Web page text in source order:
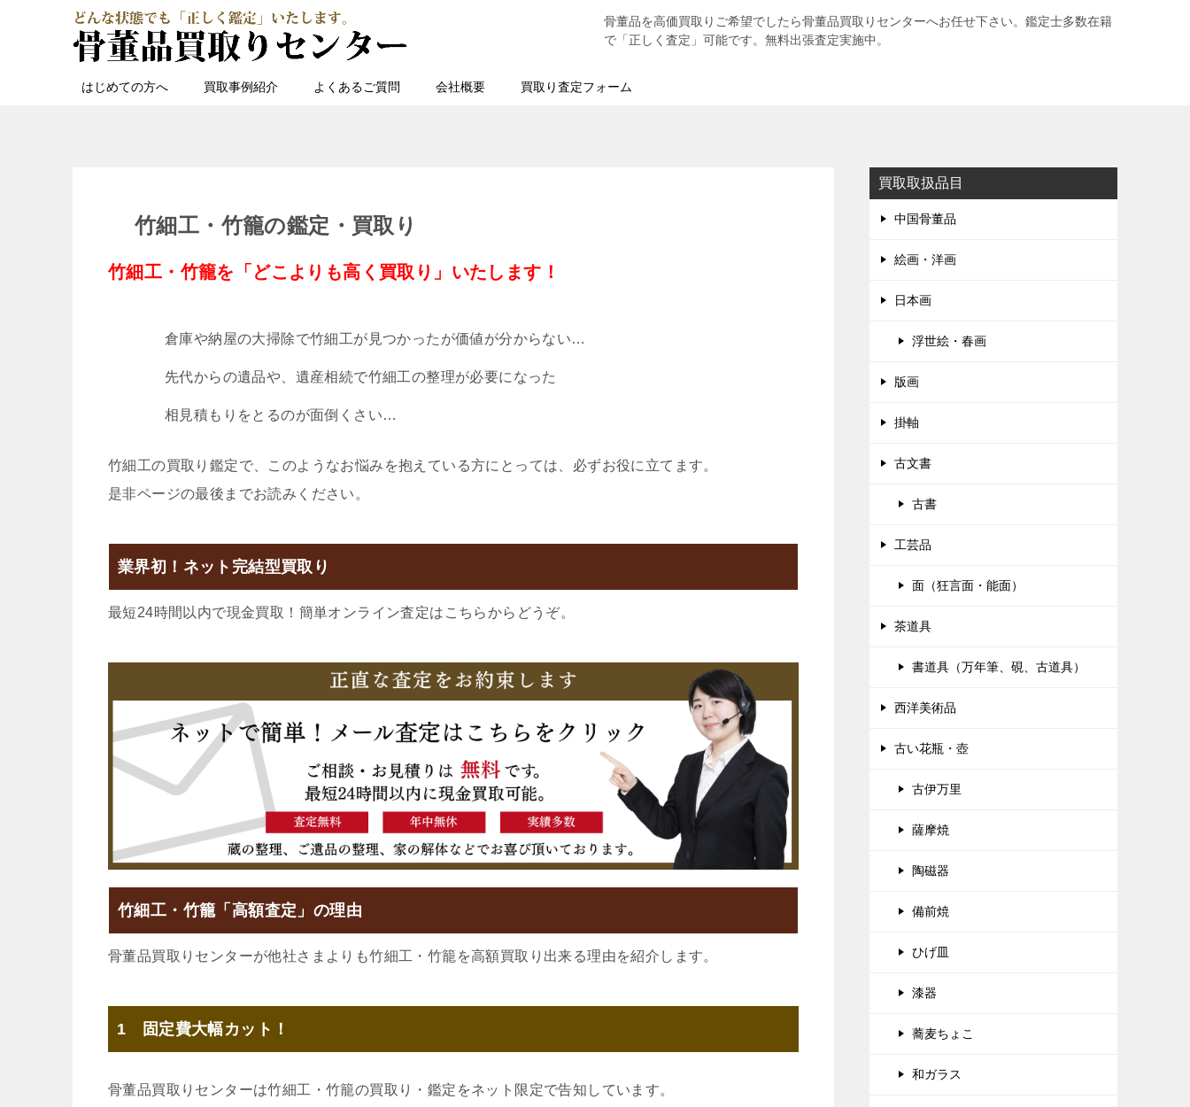
骨董品を高価買取りご希望でしたら骨董品買取りセンターへお任せ下さい。鑑定士多数在籍
で「正しく査定」可能です。無料出張査定実施中。
はじめての方へ 買取事例紹介 よくあるご質問 会社概要 買取り査定フォーム
竹細工・竹籠の鑑定・買取り
竹細工・竹籠を「どこよりも高く買取り」いたします！
倉庫や納屋の大掃除で竹細工が見つかったが価値が分からない…
先代からの遺品や、遺産相続で竹細工の整理が必要になった
相見積もりをとるのが面倒くさい…
竹細工の買取り鑑定で、このようなお悩みを抱えている方にとっては、必ずお役に立てます。
是非ページの最後までお読みください。
業界初！ネット完結型買取り
最短24時間以内で現金買取！簡単オンライン査定はこちらからどうぞ。
竹細工・竹籠「高額査定」の理由
骨董品買取りセンターが他社さまよりも竹細工・竹籠を高額買取り出来る理由を紹介します。
1 固定費大幅カット！
骨董品買取りセンターは竹細工・竹籠の買取り・鑑定をネット限定で告知しています。
買取取扱品目
中国骨董品
絵画・洋画
日本画
浮世絵・春画
版画
掛軸
古文書
古書
工芸品
面（狂言面・能面）
茶道具
書道具（万年筆、硯、古道具）
西洋美術品
古い花瓶・壺
古伊万里
薩摩焼
陶磁器
備前焼
ひげ皿
漆器
蕎麦ちょこ
和ガラス